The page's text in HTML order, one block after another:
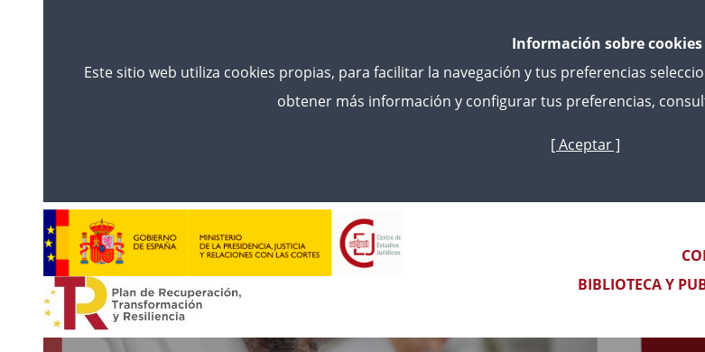
Skip
main
Información sobre cookies
Este sitio web utiliza cookies propias, para facilitar la navegación y tus preferencias
obtener más información y configurar tus preferencias,
[ Aceptar ]
MainBIBLIOTECA Y
Read
more